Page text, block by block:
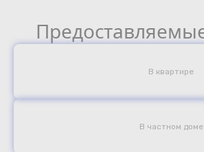
В квартире
В частном доме